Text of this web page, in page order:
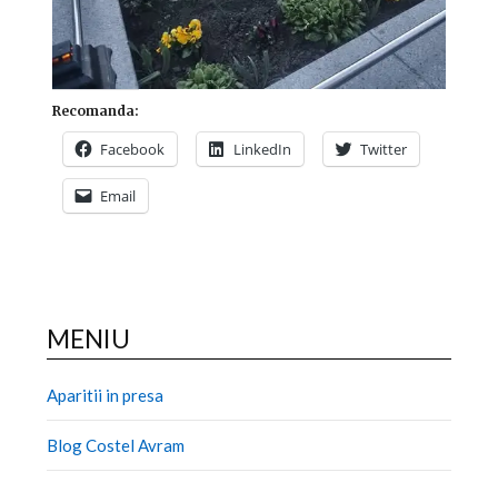
Recomanda:
Facebook LinkedIn Twitter
Email
MENIU
Aparitii in presa
Blog Costel Avram